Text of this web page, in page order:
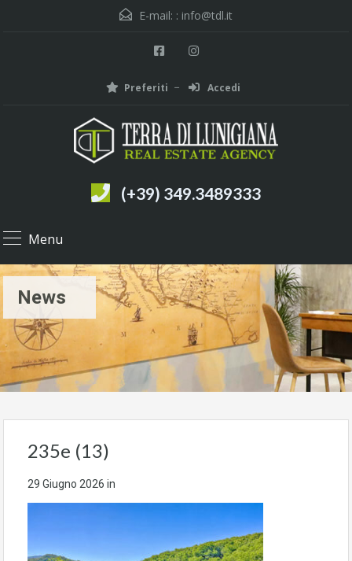
E-mail: : info@tdl.it
Preferiti Accedi
(+39) 349.3489333
Menu
News
235e (13)
29 Giugno 2026 in